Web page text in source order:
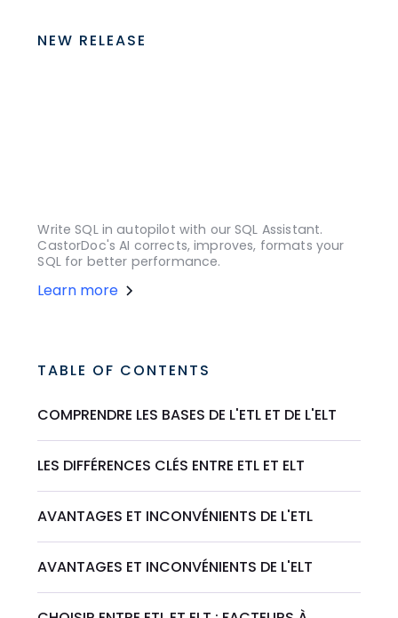
NEW RELEASE
Write SQL in autopilot with our SQL Assistant.
CastorDoc's AI corrects, improves, formats your
SQL for better performance.
Learn more
TABLE OF CONTENTS
COMPRENDRE LES BASES DE L'ETL ET DE L'ELT
LES DIFFÉRENCES CLÉS ENTRE ETL ET ELT
AVANTAGES ET INCONVÉNIENTS DE L'ETL
AVANTAGES ET INCONVÉNIENTS DE L'ELT